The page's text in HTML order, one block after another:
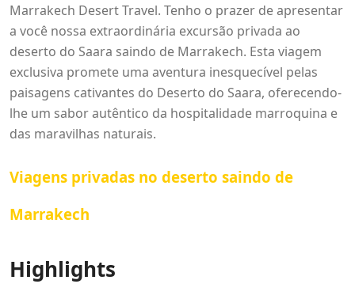
Marrakech Desert Travel. Tenho o prazer de apresentar
a você nossa extraordinária excursão privada ao
deserto do Saara saindo de Marrakech. Esta viagem
exclusiva promete uma aventura inesquecível pelas
paisagens cativantes do Deserto do Saara, oferecendo-
lhe um sabor autêntico da hospitalidade marroquina e
das maravilhas naturais.
Viagens privadas no deserto saindo de
Marrakech
Highlights